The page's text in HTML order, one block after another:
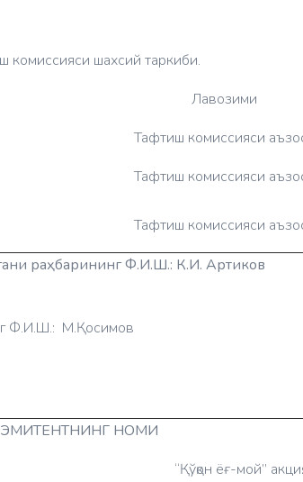
комиссияси шахсий таркиби.
Лавозими
Тафтиш комиссияси
Тафтиш комиссияси
Тафтиш комиссияси
раҳбарининг Ф.И.Ш.:‎ К.И. Артиков
Ф.И.Ш.: ‎ М.Қосимов
ЭМИТЕНТНИНГ НОМИ
“Қўқон ёғ-мой”